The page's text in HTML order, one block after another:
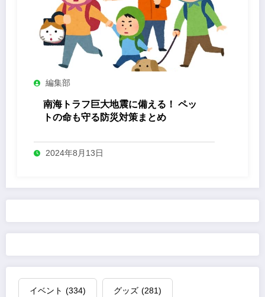
編集部
南海トラフ巨大地震に備える！ ペッ
トの命も守る防災対策まとめ
2024年8月13日
イベント (334) グッズ (281)